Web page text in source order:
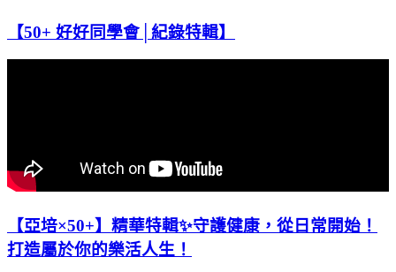
【50+ 好好同學會│紀錄特輯】
【亞培×50+】精華特輯✨守護健康，從日常開始！
打造屬於你的樂活人生！